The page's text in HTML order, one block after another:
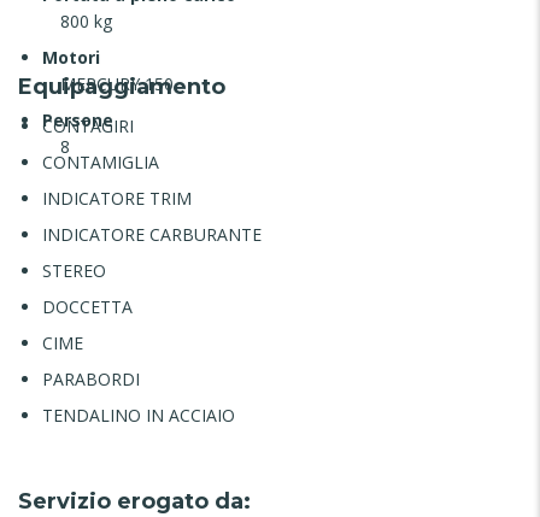
800 kg
Motori
MERCURY 150
Persone
8
Equipaggiamento
CONTAGIRI
CONTAMIGLIA
INDICATORE TRIM
INDICATORE CARBURANTE
STEREO
DOCCETTA
CIME
PARABORDI
TENDALINO IN ACCIAIO
Servizio erogato da: